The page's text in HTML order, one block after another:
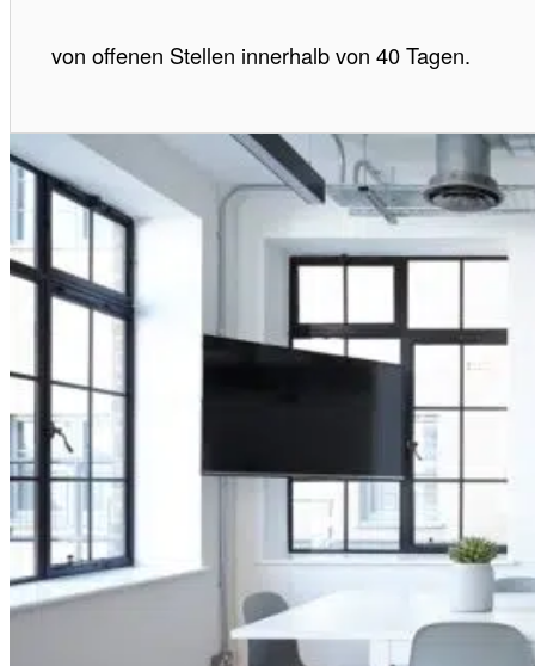
von offenen Stellen innerhalb von 40 Tagen.